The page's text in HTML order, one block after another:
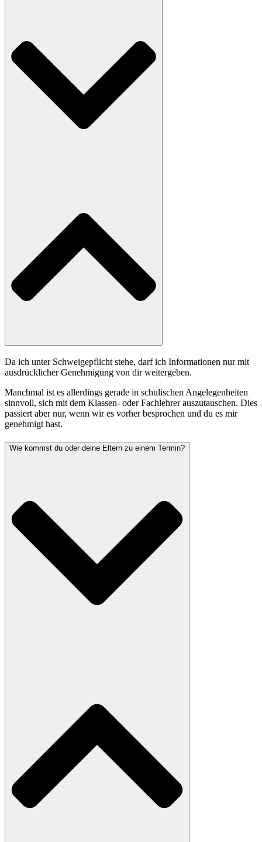
Da ich unter Schweigepflicht stehe, darf ich Informationen nur mit
ausdrücklicher Genehmigung von dir weitergeben.
Manchmal ist es allerdings gerade in schulischen Angelegenheiten
sinnvoll, sich mit dem Klassen- oder Fachlehrer auszutauschen. Dies
passiert aber nur, wenn wir es vorher besprochen und du es mir
genehmigt hast.
Wie kommst du oder deine Eltern zu einem Termin?